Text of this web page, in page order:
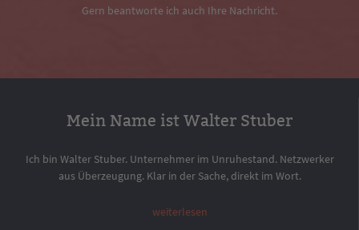
Gern beantworte ich auch Ihre Nachricht.
Mein Name ist Walter Stuber
Ich bin Walter Stuber. Unternehmer im Unruhestand. Netzwerker
aus Überzeugung. Klar in der Sache, direkt im Wort.
weiterlesen